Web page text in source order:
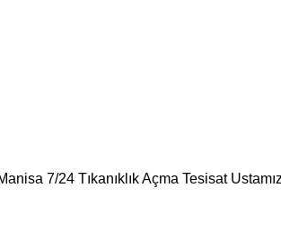
7/24 Tıkanıklık Açma Tesisat